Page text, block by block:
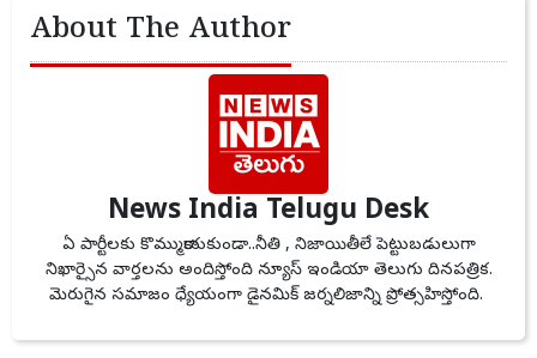
About The Author
News India Telugu Desk
ఏ పార్టీలకు కొమ్ముకాయకుండా..నీతి , నిజాయితీలే పెట్టుబడులుగా
నిఖార్సైన వార్తలను అందిస్తోంది న్యూస్ ఇండియా తెలుగు దినపత్రిక.
మెరుగైన సమాజం ధ్యేయంగా డైనమిక్ జర్నలిజాన్ని ప్రోత్సహిస్తోంది.